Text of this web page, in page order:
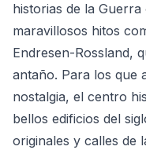
historias de la
maravillosos hitos
Endresen-Rossland,
antaño. Para los que
nostalgia, el centro
bellos edificios del
originales y calles de